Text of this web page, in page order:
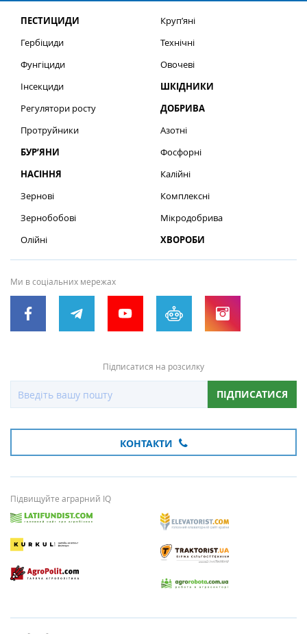
ПЕСТИЦИДИ
Гербіциди
Фунгіциди
Інсекциди
Регулятори росту
Протруйники
БУР’ЯНИ
НАСІННЯ
Зернові
Зернобобові
Олійні
Круп’яні
Технічні
Овочеві
ШКІДНИКИ
ДОБРИВА
Азотні
Фосфорні
Калійні
Комплексні
Мікродобрива
ХВОРОБИ
Ми в соціальних мережах
Підписатися на розсилку
ПІДПИСАТИСЯ
КОНТАКТИ
Підвищуйте аграрний IQ